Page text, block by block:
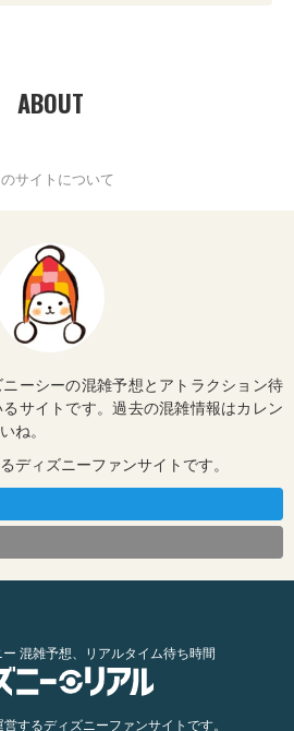
ABOUT
サイトについて
ーシーの混雑予想とアトラクション待
サイトです。過去の混雑情報はカレン
ね。
ディズニーファンサイトです。
混雑予想、リアルタイム待ち時間
するディズニーファンサイトです。